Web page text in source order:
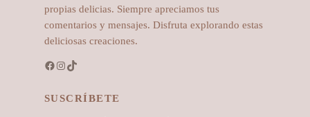
propias delicias. Siempre apreciamos tus
comentarios y mensajes. Disfruta explorando estas
deliciosas creaciones.
Facebook Instagram TikTok
SUSCRÍBETE